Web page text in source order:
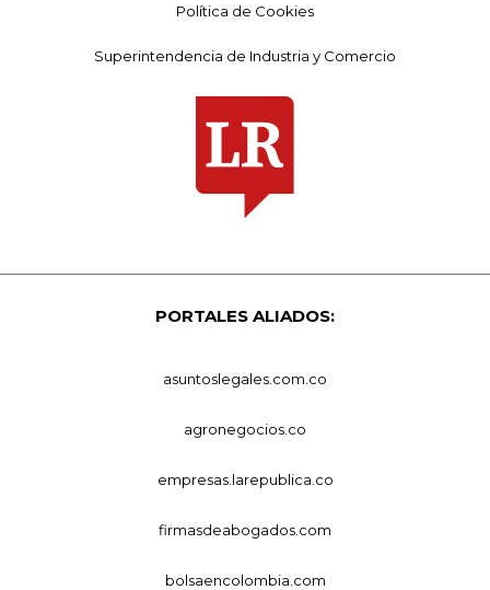
Política de Cookies
Superintendencia de Industria y Comercio
PORTALES ALIADOS:
asuntoslegales.com.co
agronegocios.co
empresas.larepublica.co
firmasdeabogados.com
bolsaencolombia.com